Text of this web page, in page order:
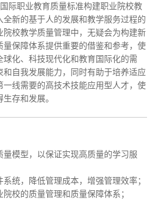
际职业教育质量标准构建职业院校教
新的基于人的发展和教学服务过程的
院校教学质量管理中，无疑会为构建新
量保障体系提供重要的借鉴和参考，使
化、科技现代化和教育国际化的需
自我发展能力，同时有助于培养适应
一线需要的高技术技能应用型人才，使
存和发展。
模型，以保证实现高质量的学习服
统，降低管理成本，增强管理效率；
校的质量管理和质量保障体系；